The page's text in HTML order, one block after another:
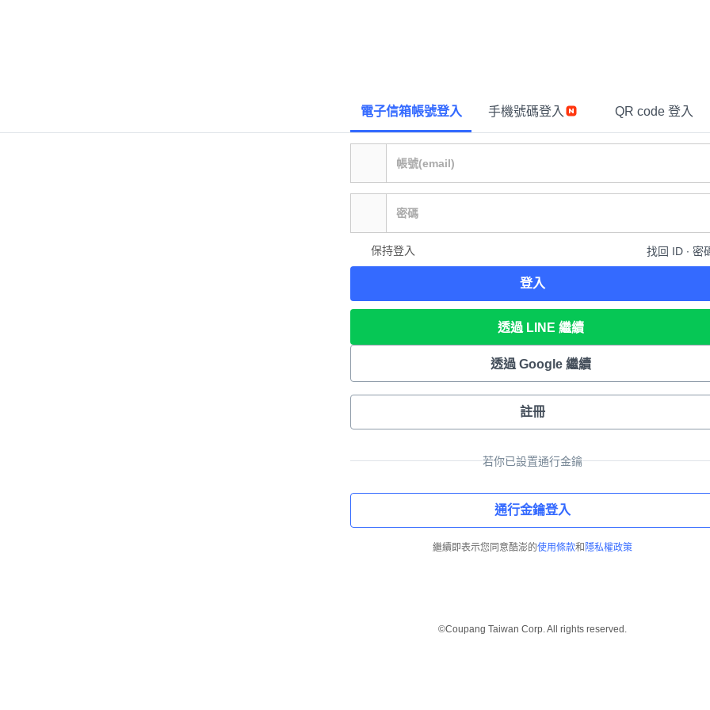
電子信箱帳號登入 手機號碼登入 QR code 登入
保持登入 找回 ID ∙ 密
登入
透過 LINE 繼續
透過 Google 繼續
註冊
若你已設置通行金鑰
通行金鑰登入
繼續即表示您同意酷澎的使用條款和 隱私權政策
©Coupang Taiwan Corp. All rights reserved.